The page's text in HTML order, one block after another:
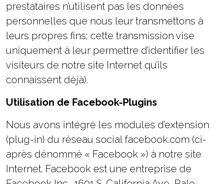
prestataires n’utilisent pas les données
personnelles que nous leur transmettons à
leurs propres fins; cette transmission vise
uniquement à leur permettre d’identifier les
visiteurs de notre site Internet qu’ils
connaissent déjà).
Utilisation de Facebook-Plugins
Nous avons intégré les modules d’extension
(plug-in) du réseau social facebook.com (ci-
après dénommé « Facebook ») à notre site
Internet. Facebook est une entreprise de